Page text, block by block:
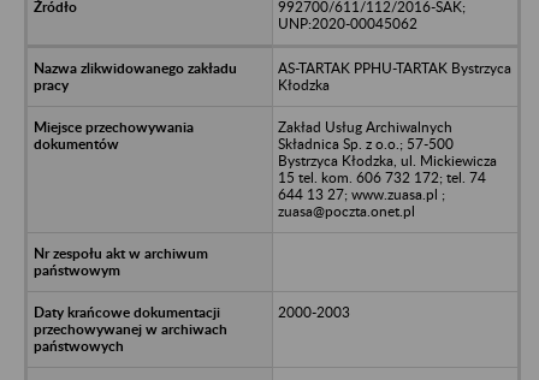
992700/611/112/2016-SAK;
UNP:2020-00045062
AS-TARTAK PPHU-TARTAK Bystrzyca
Kłodzka
Zakład Usług Archiwalnych
Składnica Sp. z o.o.; 57-500
Bystrzyca Kłodzka, ul. Mickiewicza
15 tel. kom. 606 732 172; tel. 74
644 13 27; www.zuasa.pl ;
zuasa@poczta.onet.pl
2000-2003